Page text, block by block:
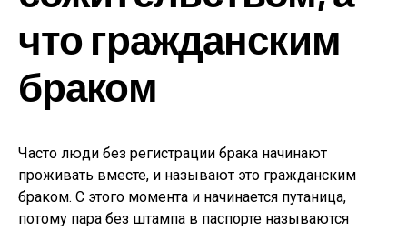
что гражданским
браком
Часто люди без регистрации брака начинают
проживать вместе, и называют это гражданским
браком. С этого момента и начинается путаница,
потому пара без штампа в паспорте называются